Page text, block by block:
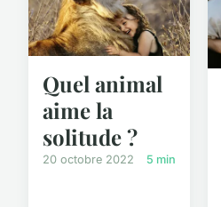
Quel animal
aime la
solitude ?
20 octobre 2022 5 min